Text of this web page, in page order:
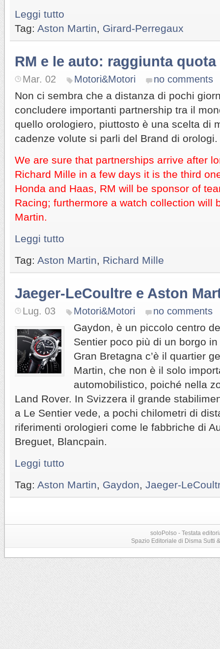
Leggi tutto
Tag: Aston Martin Girard-Perregaux
RM e le auto: raggiunta quota
Mar. 02 Motori&Motori no comments
Non ci sembra che a distanza di pochi
concludere importanti partnership tra il
quello orologiero, piuttosto è una scelta di
cadenze volute si parli del Brand di orologi.
We are sure that partnerships arrive after
Richard Mille in a few days it is the third
Honda and Haas, RM will be sponsor of
Racing; furthermore a watch collection will
Martin.
Leggi tutto
Tag: Aston Martin Richard Mille
Jaeger-LeCoultre e Aston
Lug. 03 Motori&Motori no comments
Gaydon, è un piccolo centro
Sentier poco più di un borgo
Gran Bretagna c’è il quartier
Martin, che non è il solo
automobilistico, poiché nella
Land Rover. In Svizzera il grande
a Le Sentier vede, a pochi chilometri di
riferimenti orologieri come le fabbriche di
Breguet, Blancpain.
Leggi tutto
Tag: Aston Martin Gaydon Jaeger-
soloPolso - Testata
Spazio Editoriale di Disma Sutti